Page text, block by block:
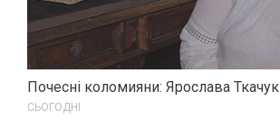
Почесні коломияни: Ярослава Ткачук
СЬОГОДНІ